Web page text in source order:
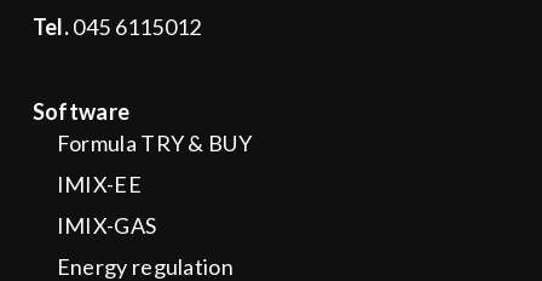
Tel.045 6115012
Software
Formula TRY & BUY
IMIX-EE
IMIX-GAS
Energy regulation